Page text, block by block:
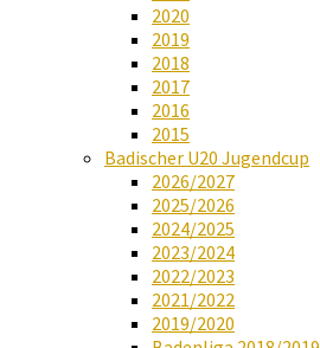
2020
2019
2018
2017
2016
2015
Badischer U20 Jugendcup
2026/2027
2025/2026
2024/2025
2023/2024
2022/2023
2021/2022
2019/2020